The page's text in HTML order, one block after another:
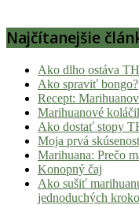
Najčítanejšie
Ako dlho ostáva
Ako spraviť bongo?
Recept:
Marihuanové
Ako dostať stopy
Moja prvá
Marihuana: Prečo
Konopný čaj
Ako sušiť
jednoduchých